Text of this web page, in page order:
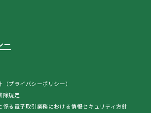
ー
プライバシーポリシー）
除規定
る電子取引業務における情報セキュリティ方針